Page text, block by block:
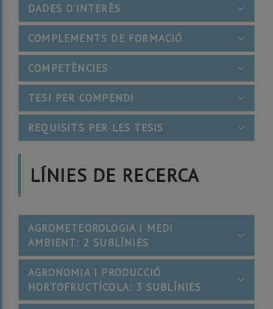
DADES D'INTERÈS
COMPLEMENTS DE FORMACIÓ
COMPETÈNCIES
TESI PER COMPENDI
REQUISITS PER LES TESIS
LÍNIES DE RECERCA
AGROMETEOROLOGIA I MEDI
AMBIENT: 2 SUBLÍNIES
AGRONOMIA I PRODUCCIÓ
HORTOFRUCTÍCOLA: 3 SUBLÍNIES